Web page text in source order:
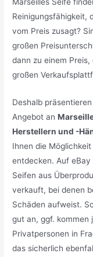
Reinigungsfähigkeit,
vom Preis zusagt?
großen
dann zu einem
großen
Deshalb
Angebot an
Herstellern und -
Ihnen die
entdecken. Auf eBay
Seifen aus
verkauft, bei denen
Schäden aufweist.
gut an, ggf. kommen
Privatpersonen in
das sicherlich